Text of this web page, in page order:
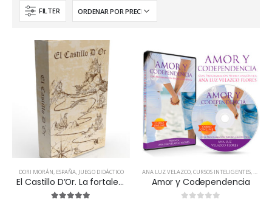
FILTER
DORI MORÁN, ESPAÑA, JUEGO DIDÁCTICO
El Castillo D’Or. La fortaleza – Juego de Coaching y Crecimiento Personal (A)
ANA LUZ VELAZCO,CURSOS INTELIGENTES, TODOS
Amor y Codependencia